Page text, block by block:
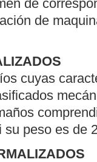
de
de
cuyas
su peso es de